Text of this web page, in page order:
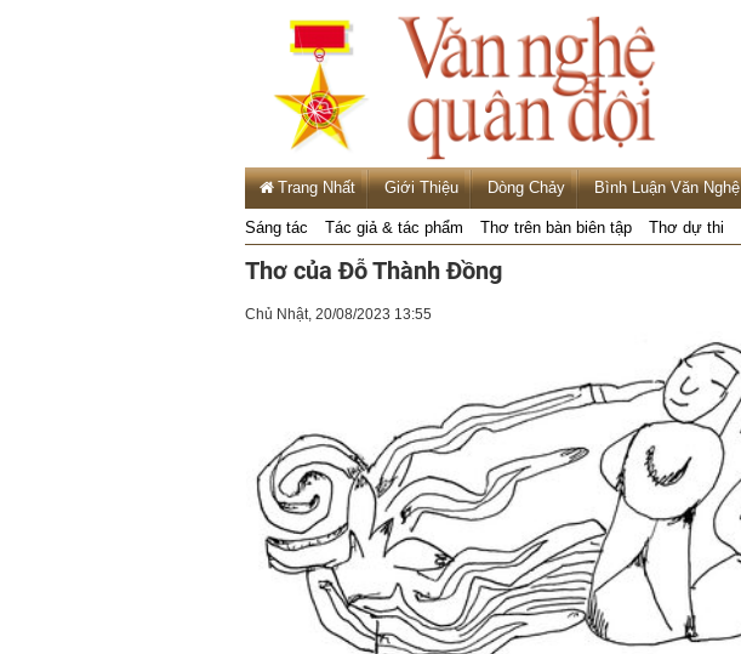
Trang Nhất Giới Thiệu Dòng Chảy Bình Luận Văn Nghệ
Sáng tác Tác giả & tác phẩm Thơ trên bàn biên tập Thơ dự thi
Thơ của Đỗ Thành Đồng
Chủ Nhật, 20/08/2023 13:55